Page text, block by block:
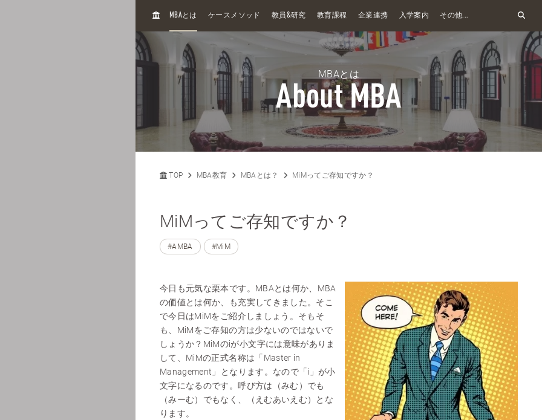
H
MBAとは ケースメソッド 教員&研究 教育課程 企業連携 入学案内 その他...
MBAとは
About MBA
TOP MBA教育 MBAとは？ MiMってご存知ですか？
MiMってご存知ですか？
#AMBA #MiM
今日も元気な栗本です。MBAとは何か、MBA
の価値とは何か、も充実してきました。そこ
で今日はMiMをご紹介しましょう。そもそ
も、MiMをご存知の方は少ないのではないで
しょうか？MiMのiが小文字には意味がありま
して、MiMの正式名称は「Master in
Management」となります。なので「i」が小
文字になるのです。呼び方は（みむ）でも
（みーむ）でもなく、（えむあいえむ）とな
ります。